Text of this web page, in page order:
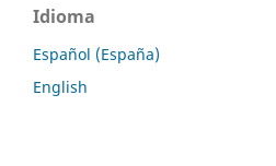
Idioma
Español (España)
English